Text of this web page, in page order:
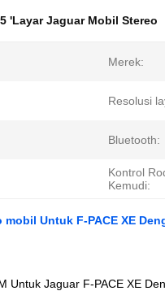
'Layar Jaguar Mobil Stereo
Merek:
Resolusi
Bluetooth:
Kontrol
Kemudi:
Untuk F-PACE XE
Untuk Jaguar F-PACE XE